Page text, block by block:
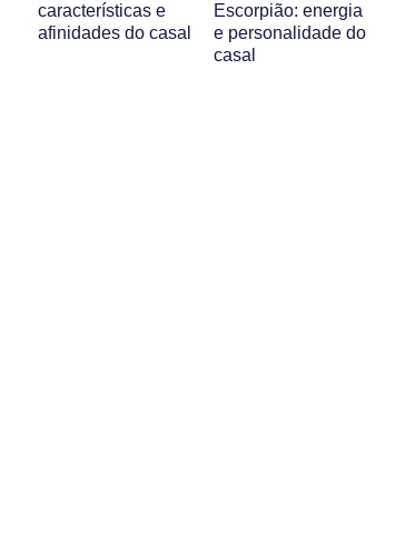
características e
afinidades do casal
Escorpião: energia
e personalidade do
casal